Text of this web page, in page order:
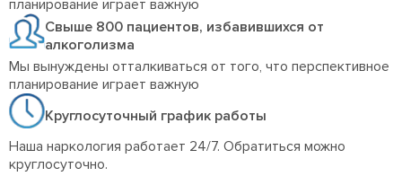
планирование играет важную
Свыше 800 пациентов, избавившихся от
алкоголизма
Мы вынуждены отталкиваться от того, что перспективное
планирование играет важную
Круглосуточный график работы
Наша наркология работает 24/7. Обратиться можно
круглосуточно.